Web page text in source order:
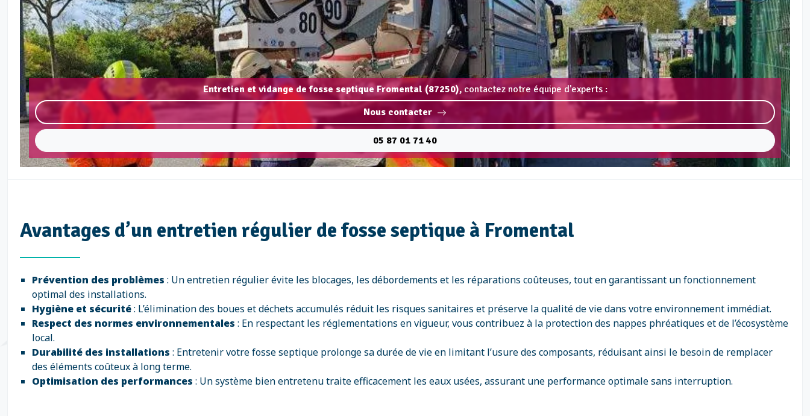
Entretien et vidange de fosse septique Fromental (87250), contactez notre équipe d'experts :
Nous contacter
05 87 01 71 40
Avantages d’un entretien régulier de fosse septique à Fromental
Prévention des problèmes : Un entretien régulier évite les blocages, les débordements et les réparations coûteuses, tout en garantissant un fonctionnement
optimal des installations.
Hygiène et sécurité: L’élimination des boues et déchets accumulés réduit les risques sanitaires et préserve la qualité de vie dans votre environnement immédiat.
Respect des normes environnementales : En respectant les réglementations en vigueur, vous contribuez à la protection des nappes phréatiques et de l’écosystème
local.
Durabilité des installations : Entretenir votre fosse septique prolonge sa durée de vie en limitant l’usure des composants, réduisant ainsi le besoin de remplacer
des éléments coûteux à long terme.
Optimisation des performances : Un système bien entretenu traite efficacement les eaux usées, assurant une performance optimale sans interruption.